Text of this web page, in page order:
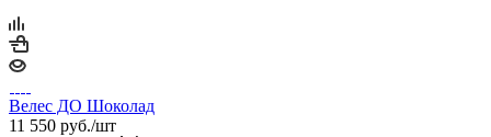
Велес ДО Шоколад
11 550 руб./шт